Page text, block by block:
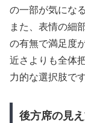
の一部が気にな
また、表情の細
の有無で満足度
近さよりも全体
力的な選択肢です
後方席の見